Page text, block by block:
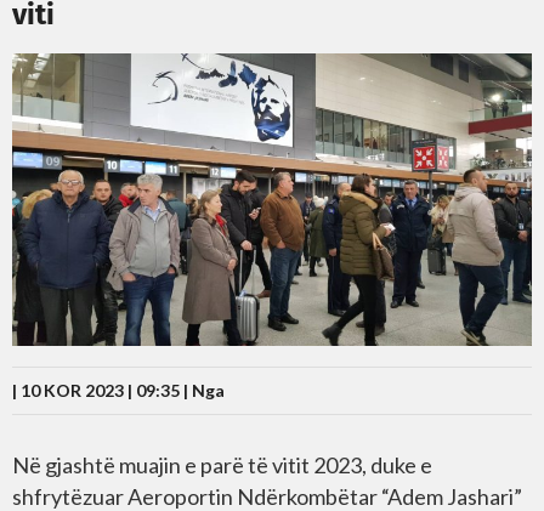
viti
| 10 KOR 2023 | 09:35 | Nga
Në gjashtë muajin e parë të vitit 2023, duke e
shfrytëzuar Aeroportin Ndërkombëtar “Adem Jashari”